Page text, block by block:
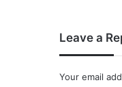
Leave a
Your email